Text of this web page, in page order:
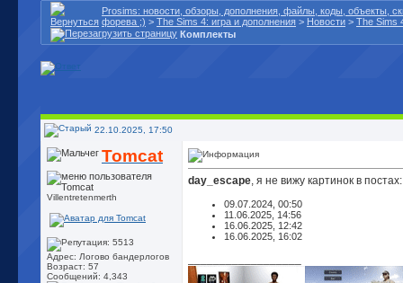
Prosims: новости, обзоры, дополнения, файлы, коды, объекты,
форева ;) > The Sims 4: игра и дополнения > Новости > The Sims
Комплекты
22.10.2025, 17:50
Tomcat
Villentretenmerth
Адрес: Логово бандерлогов
Возраст: 57
Сообщений: 4,343
day_escape, я не вижу картинок в постах:
09.07.2024, 00:50
11.06.2025, 14:56
16.06.2025, 12:42
16.06.2025, 16:02